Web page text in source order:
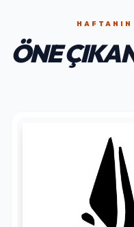
HAFTANIN
ÖNE